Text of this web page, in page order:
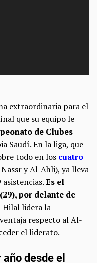
extraordinaria para el
que su equipo le
de Clubes
Saudí. En la liga, que
todo en los cuatro
y Al-Ahli), ya lleva
Es el
por delante de
Hilal lidera la
respecto al Al-
el liderato.